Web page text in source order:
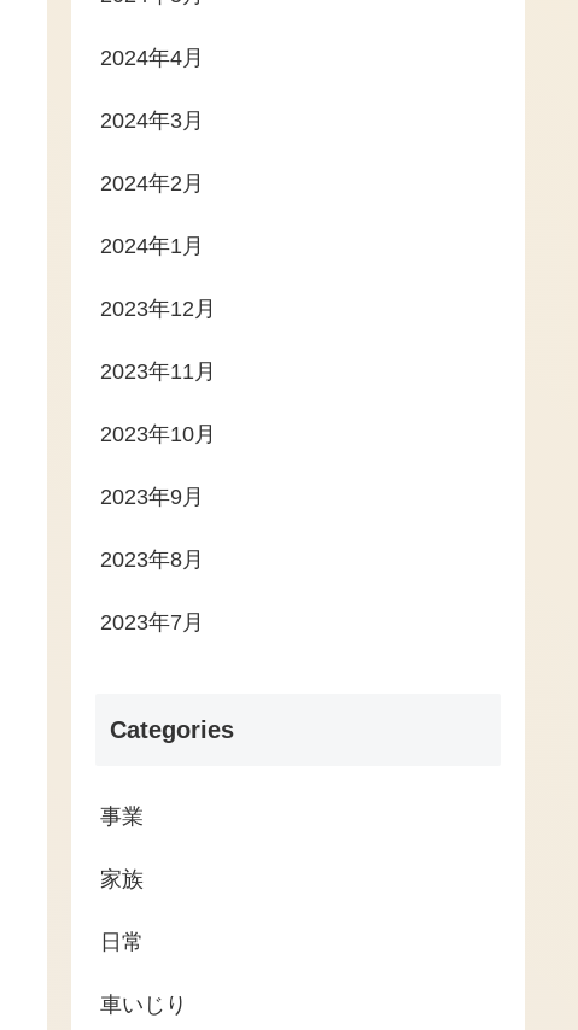
2024年4月
2024年3月
2024年2月
2024年1月
2023年12月
2023年11月
2023年10月
2023年9月
2023年8月
2023年7月
Categories
事業
家族
日常
車いじり